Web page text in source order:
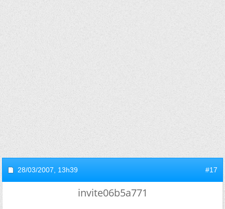
28/03/2007, 13h39 #17
invite06b5a771